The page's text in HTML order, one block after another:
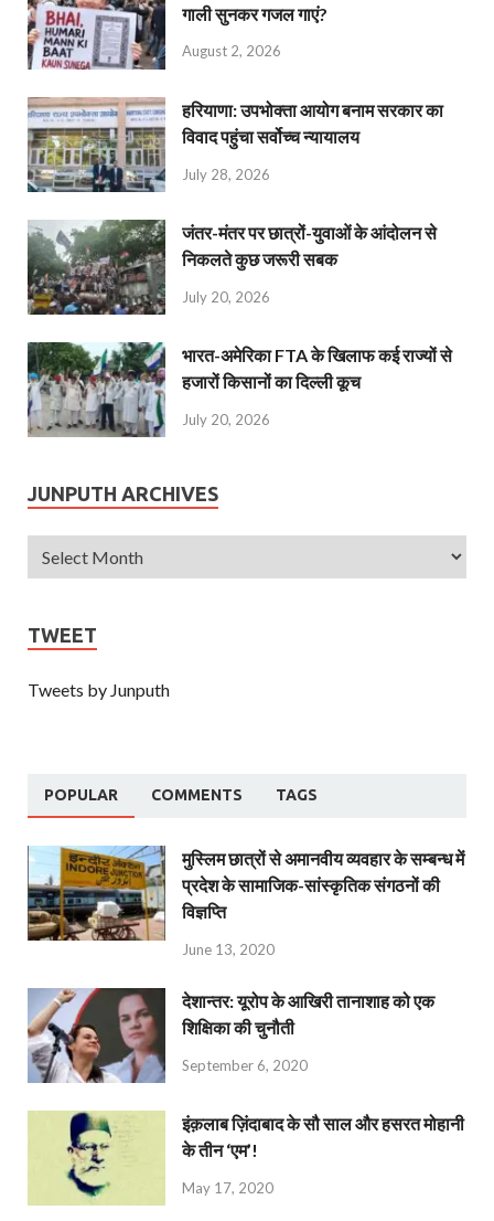
गाली सुनकर गजल गाएं?
August 2, 2026
हरियाणा: उपभोक्ता आयोग बनाम सरकार का
विवाद पहुंचा सर्वोच्च न्यायालय
July 28, 2026
जंतर-मंतर पर छात्रों-युवाओं के आंदोलन से
निकलते कुछ जरूरी सबक
July 20, 2026
भारत-अमेरिका FTA के खिलाफ कई राज्यों से
हजारों किसानों का दिल्ली कूच
July 20, 2026
JUNPUTH ARCHIVES
TWEET
Tweets by Junputh
POPULAR COMMENTS TAGS
मुस्लिम छात्रों से अमानवीय व्यवहार के सम्बन्ध में
प्रदेश के सामाजिक-सांस्कृतिक संगठनों की
विज्ञप्ति
June 13, 2020
देशान्‍तर: यूरोप के आखिरी तानाशाह को एक
शिक्षिका की चुनौती
September 6, 2020
इंक़लाब ज़िंदाबाद के सौ साल और हसरत मोहानी
के तीन ‘एम’!
May 17, 2020